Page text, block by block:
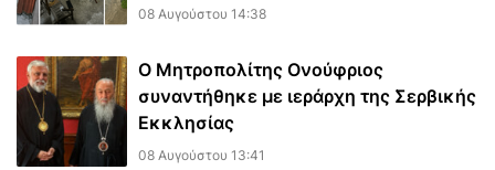
08 Αυγούστου 14:38
Ο Μητροπολίτης Ονούφριος
συναντήθηκε με ιεράρχη της Σερβικής
Εκκλησίας
08 Αυγούστου 13:41